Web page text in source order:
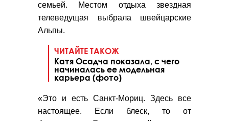
семьей. Местом отдыха звездная
телеведущая выбрала швейцарские
Альпы.
ЧИТАЙТЕ ТАКОЖ
Катя Осадча показала, с чего
начиналась ее модельная
карьера (фото)
«Это и есть Санкт-Мориц. Здесь все
настоящее. Если блеск, то от